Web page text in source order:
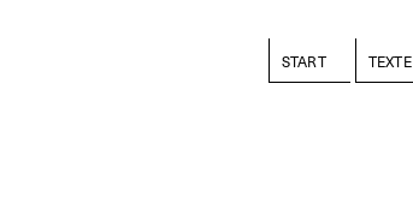
START TEXTE